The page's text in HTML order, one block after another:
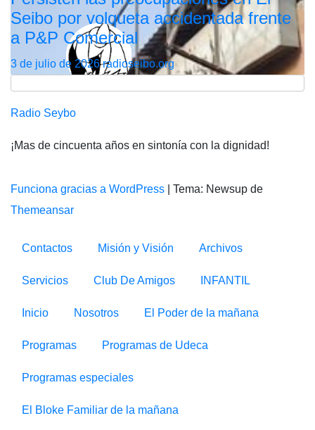
Seibo por volqueta accidentada frente
a P&P Comercial
3 de julio de 2026radioseibo.org
Radio Seybo
¡Mas de cincuenta años en sintonía con la dignidad!
Funciona gracias a WordPress
Tema: Newsup de
Themeansar
Contactos Misión y Visión Archivos
Servicios Club De Amigos INFANTIL
Inicio Nosotros El Poder de la mañana
Programas Programas de Udeca
Programas especiales
El Bloke Familiar de la mañana